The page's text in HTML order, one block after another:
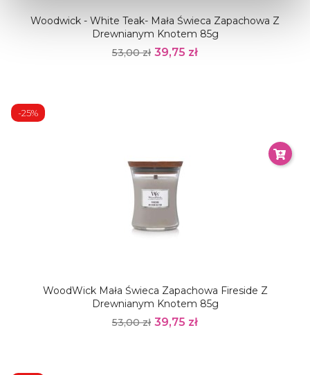
Woodwick - White Teak- Mała Świeca Zapachowa Z
Drewnianym Knotem 85g
53,00 zł 39,75 zł
WoodWick Mała Świeca Zapachowa Fireside Z
Drewnianym Knotem 85g
53,00 zł 39,75 zł
-25%